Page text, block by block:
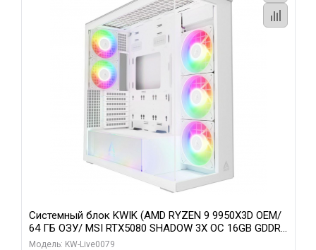
Системный блок KWIK (AMD RYZEN 9 9950X3D OEM/
64 ГБ ОЗУ/ MSI RTX5080 SHADOW 3X OC 16GB GDDR7
256bit 3xDP HDMI/ 960 ГБ SSD)
Модель: KW-Live0079